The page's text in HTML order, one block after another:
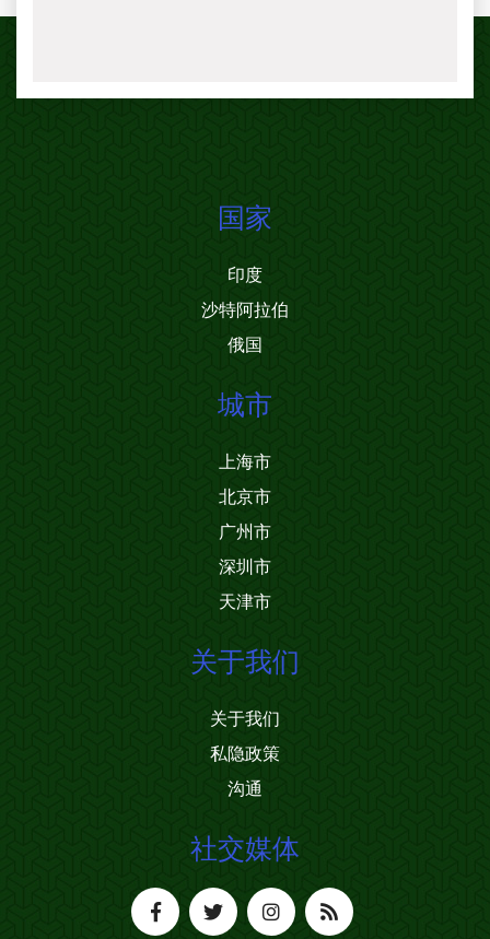
国家
印度
沙特阿拉伯
俄国
城市
上海市
北京市
广州市
深圳市
天津市
关于我们
关于我们
私隐政策
沟通
社交媒体